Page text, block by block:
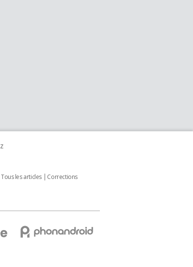
z
Tous les articles
Corrections